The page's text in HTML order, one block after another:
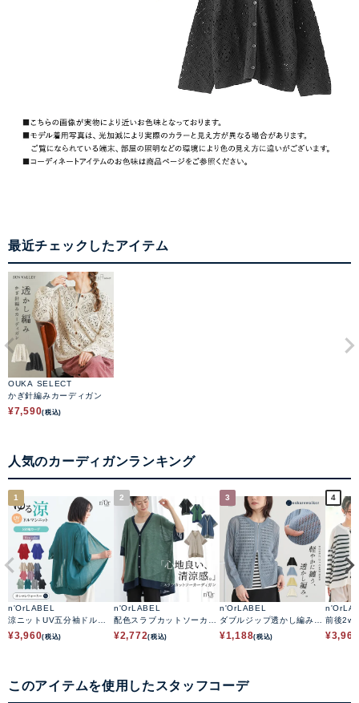
最近チェックしたアイテム
OUKA SELECT
かぎ針編みカーディガン
¥7,590(税込)
人気のカーディガンランキング
1
n'OrLABEL
涼ニットUV五分袖ドルマ
ンカーディガン
¥3,960(税込)
2
n'OrLABEL
配色スラブカットソーカー
ディガン
¥2,772(税込)
3
n'OrLABEL
ダブルジップ透かし編みニ
ットカーディガン
¥1,188(税込)
4
前後
ーディ
¥3,960
このアイテムを使用したスタッフコーデ